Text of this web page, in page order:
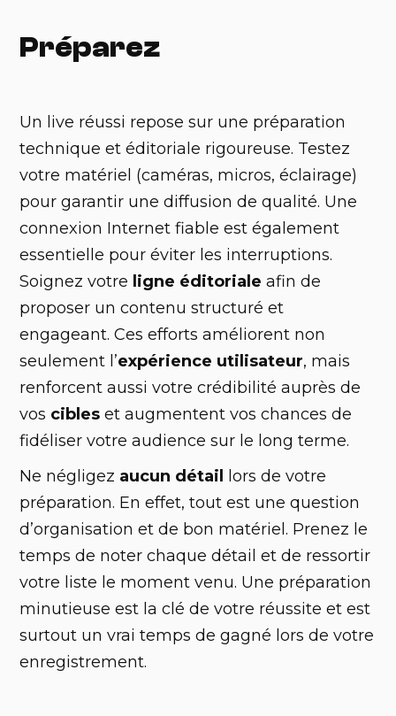
Préparez
Un live réussi repose sur une préparation
technique et éditoriale rigoureuse. Testez
votre matériel (caméras, micros, éclairage)
pour garantir une diffusion de qualité. Une
connexion Internet fiable est également
essentielle pour éviter les interruptions.
Soignez votre ligne éditoriale afin de
proposer un contenu structuré et
engageant. Ces efforts améliorent non
seulement l’expérience utilisateur, mais
renforcent aussi votre crédibilité auprès de
vos cibles et augmentent vos chances de
fidéliser votre audience sur le long terme.
‍Ne négligez aucun détail
lors de votre
préparation. En effet, tout est une question
d’organisation et de bon matériel. Prenez le
temps de noter chaque détail et de ressortir
votre liste le moment venu. Une préparation
minutieuse est la clé de votre réussite et est
surtout un vrai temps de gagné lors de votre
enregistrement.